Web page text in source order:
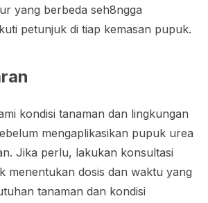
yang berbeda seh8ngga
petunjuk di tiap kemasan pupuk.
kondisi tanaman dan lingkungan
mengaplikasikan pupuk urea
Jika perlu, lakukan konsultasi
menentukan dosis dan waktu yang
tanaman dan kondisi